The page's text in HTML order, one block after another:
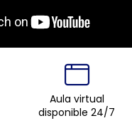
Aula virtual
disponible 24/7